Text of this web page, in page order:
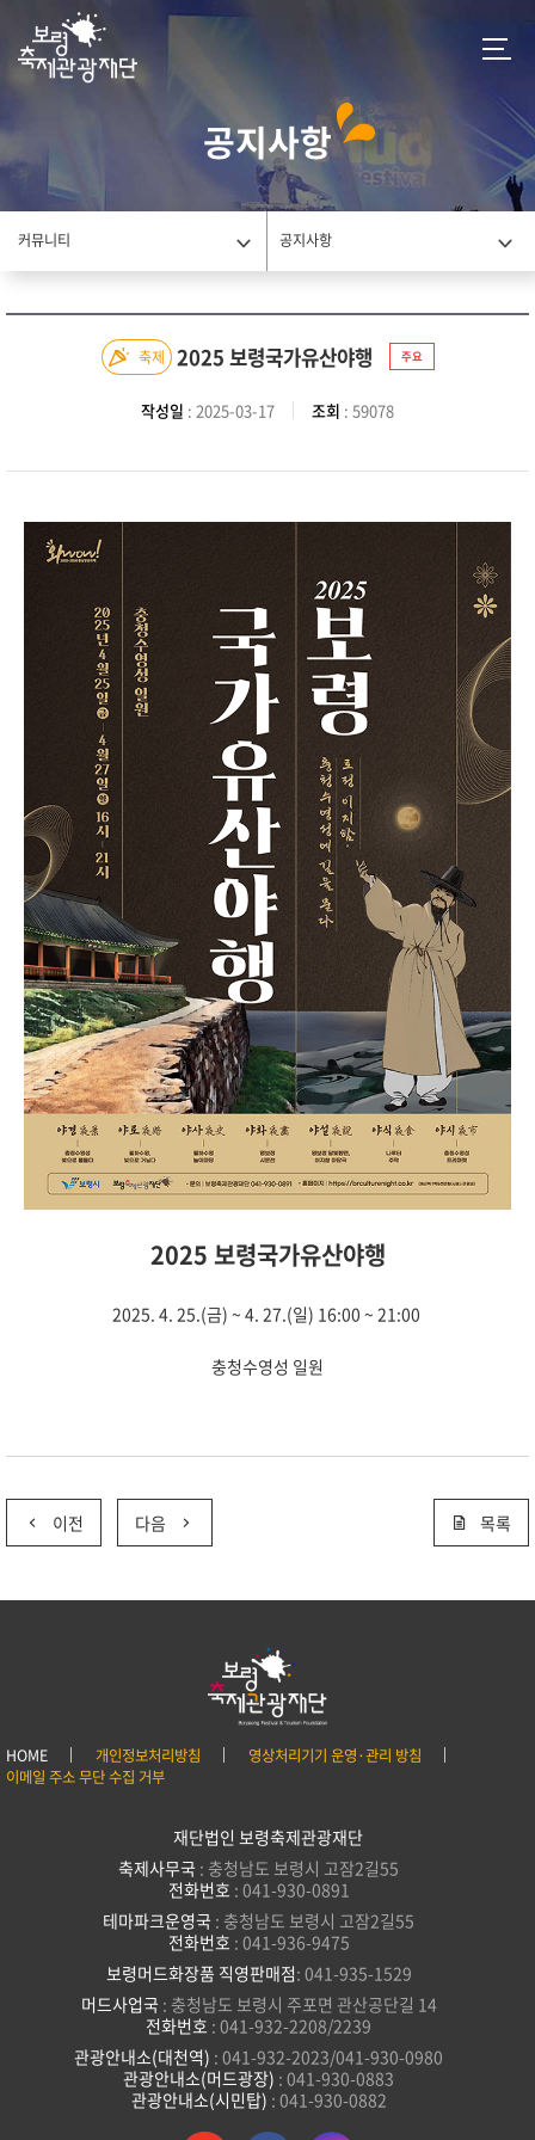
공지사항
커뮤니티 공지사항
축제 2025 보령국가유산야행 주요
작성일 : 2025-03-17 조회 : 59078
2025 보령국가유산야행
2025. 4. 25.(금) ~ 4. 27.(일) 16:00 ~ 21:00
충청수영성 일원
이전 다음 목록
HOME 개인정보처리방침
영상처리기기 운영·관리 방침
이메일 주소 무단 수집 거부
재단법인 보령축제관광재단
축제사무국 : 충청남도 보령시 고잠2길55
전화번호 : 041-930-0891
테마파크운영국 : 충청남도 보령시 고잠2길55
전화번호 : 041-936-9475
보령머드화장품 직영판매점: 041-935-1529
머드사업국 : 충청남도 보령시 주포면 관산공단길 14
전화번호 : 041-932-2208/2239
관광안내소(대천역) : 041-932-2023/041-930-0980
관광안내소(머드광장) : 041-930-0883
관광안내소(시민탑) : 041-930-0882